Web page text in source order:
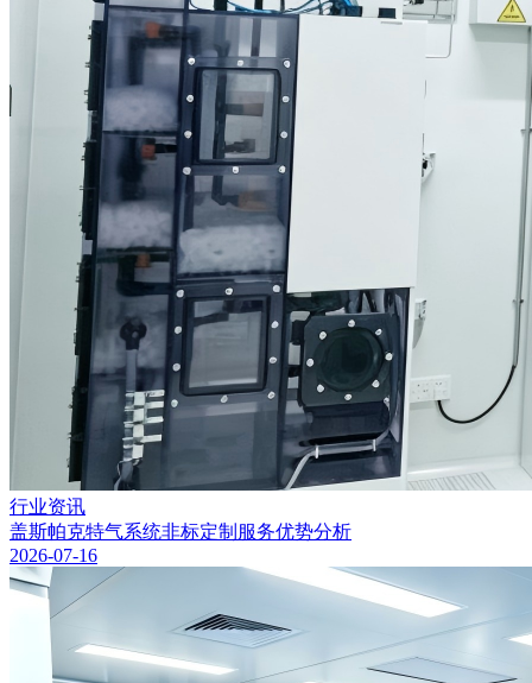
行业资讯
盖斯帕克特气系统非标定制服务优势分析
2026-07-16